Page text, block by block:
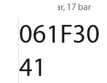
ACB, 24 bar, 17 bar
061F30
41